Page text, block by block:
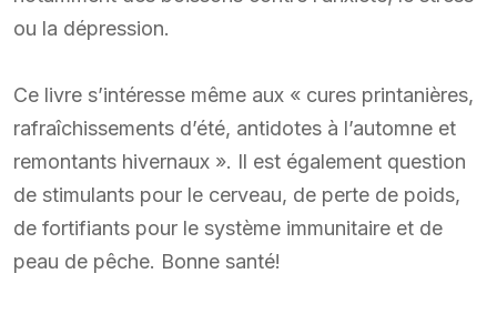
ou la dépression.
Ce livre s’intéresse même aux « cures printanières,
rafraîchissements d’été, antidotes à l’automne et
remontants hivernaux ». Il est également question
de stimulants pour le cerveau, de perte de poids,
de fortifiants pour le système immunitaire et de
peau de pêche. Bonne santé!